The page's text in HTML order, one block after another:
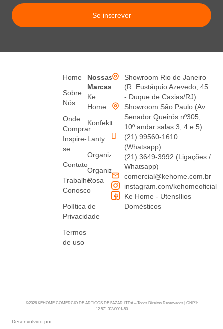
Se inscrever
Home
Sobre
Nós
Onde
Comprar
Inspire-
se
Contato
Trabalhe
Conosco
Política de
Privacidade
Termos
de uso
Nossas
Marcas
Ke
Home
Konfektt
Lanty
Organiz
Organiz
Rosa
Showroom Rio de Janeiro
(R. Eustáquio Azevedo, 45
- Duque de Caxias/RJ)
Showroom São Paulo (Av.
Senador Queirós nº305,
10º andar salas 3, 4 e 5)
(21) 99560-1610
(Whatsapp)
(21) 3649-3992 (Ligações /
Whatsapp)
comercial@kehome.com.br
instagram.com/kehomeoficial
Ke Home - Utensílios
Domésticos
Desenvolvido por
©2026 KEHOME COMERCIO DE ARTIGOS DE BAZAR LTDA – Todos Direitos Reservados | CNPJ:
12.571.333/0001-50